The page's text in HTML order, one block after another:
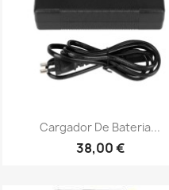
Vista rápida
Cargador De Bateria...
38,00 €